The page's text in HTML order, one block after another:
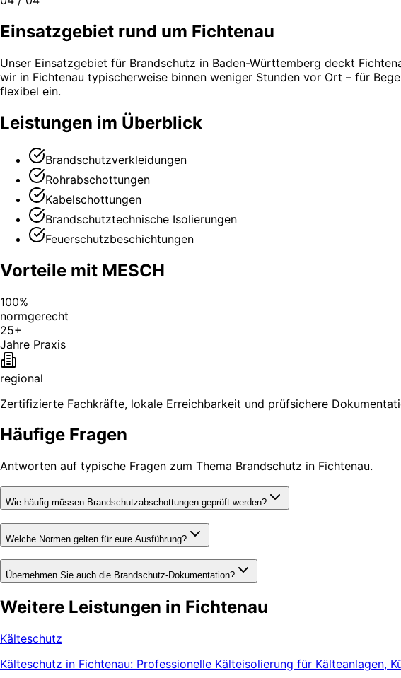
Einsatzgebiet rund um Fichtenau
Unser Einsatzgebiet für Brandschutz in Baden-Württemberg deckt
wir in Fichtenau typischerweise binnen weniger Stunden vor Ort – für
flexibel ein.
Leistungen im Überblick
Brandschutzverkleidungen
Rohrabschottungen
Kabelschottungen
Brandschutztechnische Isolierungen
Feuerschutzbeschichtungen
Vorteile mit MESCH
100%
normgerecht
25+
Jahre Praxis
regional
Zertifizierte Fachkräfte, lokale Erreichbarkeit und prüfsichere
Häufige Fragen
Antworten auf typische Fragen zum Thema Brandschutz in Fichtenau.
Wie häufig müssen Brandschutzabschottungen geprüft werden?
Welche Normen gelten für eure Ausführung?
Übernehmen Sie auch die Brandschutz-Dokumentation?
Weitere Leistungen in Fichtenau
Kälteschutz
Kälteschutz in Fichtenau: Professionelle Kälteisolierung für Kälteanlagen,